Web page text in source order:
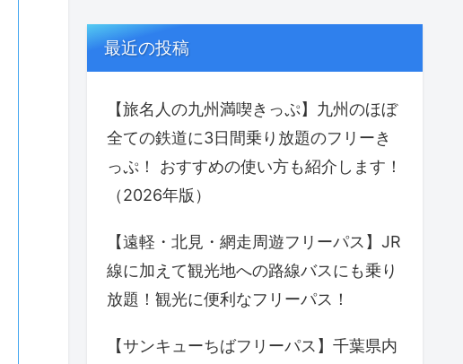
最近の投稿
【旅名人の九州満喫きっぷ】九州のほぼ
全ての鉄道に3日間乗り放題のフリーき
っぷ！ おすすめの使い方も紹介します！
（2026年版）
【遠軽・北見・網走周遊フリーパス】JR
線に加えて観光地への路線バスにも乗り
放題！観光に便利なフリーパス！
【サンキューちばフリーパス】千葉県内